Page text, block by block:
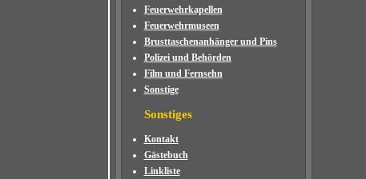
Feuerwehrkapellen
Feuerwehrmuseen
Brusttaschenanhänger und Pins
Polizei und Behörden
Film und Fernsehn
Sonstige
Sonstiges
Kontakt
Gästebuch
Linkliste